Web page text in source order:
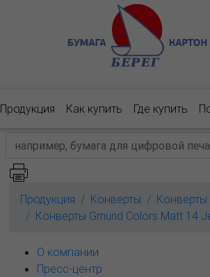
Продукция Как купить Где купить
Продукция Конверты Конверты
Конверты Gmund Colors Matt 14
О компании
Пресс-центр